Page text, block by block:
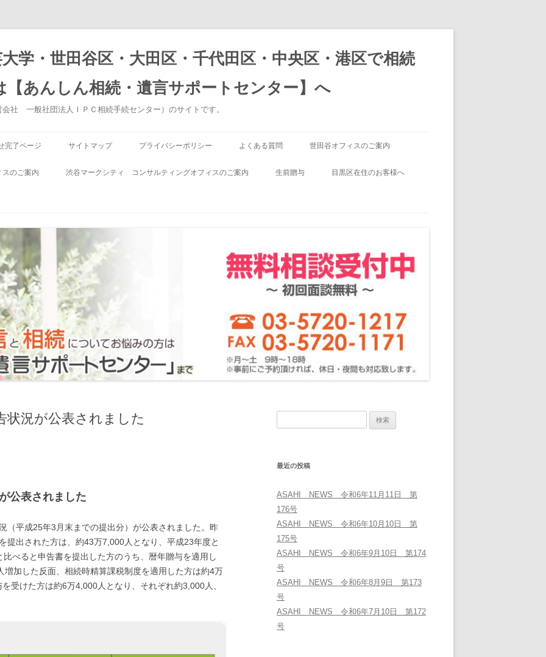
学・世田谷区・大田区・千代田区・中央区・港区で相続
【あんしん相続・遺言サポートセンター】へ
社 一般社団法人ＩＰＣ相続手続センター）のサイトです。
ン
ツ
へ
完了ページ サイトマップ プライバシーポリシー よくある質問
よくある質問-⑩住宅取得資金の贈与
よくある質問-①当センターについて
いて
よくある質問-③遺産分割について
よくある質問-④相続放棄、限定承認
について
よくある質問-⑥準確定申告について
よくある質問-⑨相続時精算課税制度
世田谷オフィスのご案内
ある日の遺言作成のご相談のお客様
スのご案内 渋谷マークシティ コンサルティングオフィスのご案内 生前贈与
生前贈与
相続時精算課税制度
目黒区在住のお客様へ
と遺留分
と遺言執行
言の必要性
の文例
の種類と書き方
状況が公表されました
公表されました
（平成25年3月末までの提出分）が公表されました。昨
提出された方は、約43万7,000人となり、平成23年度と
べると申告書を提出した方のうち、暦年贈与を適用し
加した反面、相続時精算課税制度を適用した方は約4万
受けた方は約6万4,000人となり、それぞれ約3,000人、
最近の投稿
ASAHI NEWS 令和6年11月11日 第
176号
ASAHI NEWS 令和6年10月10日 第
175号
ASAHI NEWS 令和6年9月10日 第174
号
ASAHI NEWS 令和6年8月9日 第173
号
ASAHI NEWS 令和6年7月10日 第172
号